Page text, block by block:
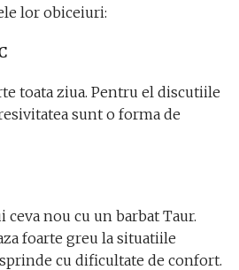
lor obiceiuri:
toata ziua. Pentru el discutiile
sunt o forma de
nou cu un barbat Taur.
foarte greu la situatiile
cu dificultate de confort.